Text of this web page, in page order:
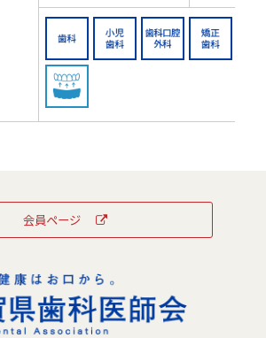
歯科 小児歯科
会員ページ